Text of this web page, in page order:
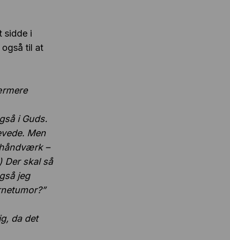
sidde i
til at
i Guds.
Men
–
Der skal så
jeg
da det